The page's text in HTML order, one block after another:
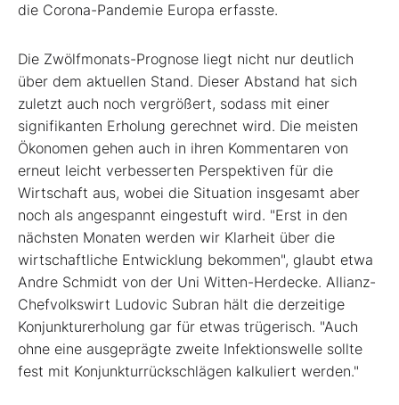
die Corona-Pandemie Europa erfasste.
Die Zwölfmonats-Prognose liegt nicht nur deutlich
über dem aktuellen Stand. Dieser Abstand hat sich
zuletzt auch noch vergrößert, sodass mit einer
signifikanten Erholung gerechnet wird. Die meisten
Ökonomen gehen auch in ihren Kommentaren von
erneut leicht verbesserten Perspektiven für die
Wirtschaft aus, wobei die Situation insgesamt aber
noch als angespannt eingestuft wird. "Erst in den
nächsten Monaten werden wir Klarheit über die
wirtschaftliche Entwicklung bekommen", glaubt etwa
Andre Schmidt von der Uni Witten-Herdecke. Allianz-
Chefvolkswirt Ludovic Subran hält die derzeitige
Konjunkturerholung gar für etwas trügerisch. "Auch
ohne eine ausgeprägte zweite Infektionswelle sollte
fest mit Konjunkturrückschlägen kalkuliert werden."